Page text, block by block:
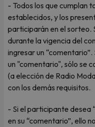
- Todos los que cumplan
establecidos, y los
participarán en el sorteo.
durante la vigencia del
ingresar un
un "comentario", sólo se
(a elección de Radio
con los demás requisitos.
- Si el participante desea
en su “comentario”, ello